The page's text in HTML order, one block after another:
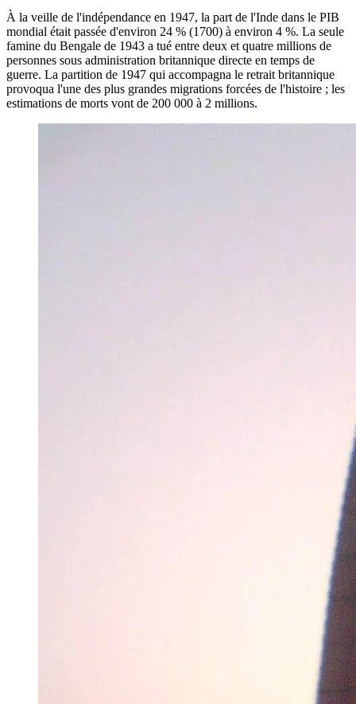
À la veille de l'indépendance en 1947, la part de l'Inde dans le PIB
mondial était passée d'environ 24 % (1700) à environ 4 %. La seule
famine du Bengale de 1943 a tué entre deux et quatre millions de
personnes sous administration britannique directe en temps de
guerre. La partition de 1947 qui accompagna le retrait britannique
provoqua l'une des plus grandes migrations forcées de l'histoire ; les
estimations de morts vont de 200 000 à 2 millions.